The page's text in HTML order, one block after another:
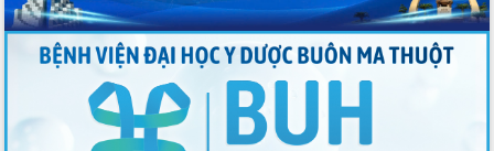
Đánh giá, rút kinh nghiệm công tác tổ
chức diễn tập trước ngày bầu cử
Chương trình “Gặp gỡ hữu nghị –
Friendship Meeting New Year 2026”
Bầu cử Quốc hội và HĐND: Cử tri Đắk
Lắk gửi gắm niềm tin, kỳ vọng vào lá